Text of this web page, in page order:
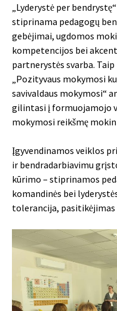
„Lyderystė per
stiprinama pedagogų
gebėjimai, ugdomos
kompetencijos bei
partnerystės svarba.
„Pozityvaus mokymosi
savivaldaus mokymosi“
gilintasi į formuojamojo
mokymosi reikšmę
Įgyvendinamos veiklos
ir bendradarbiavimu
kūrimo – stiprinamos
komandinės bei
tolerancija, pasitikėjimas